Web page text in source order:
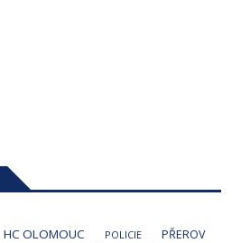
HC OLOMOUC POLICIE PŘEROV